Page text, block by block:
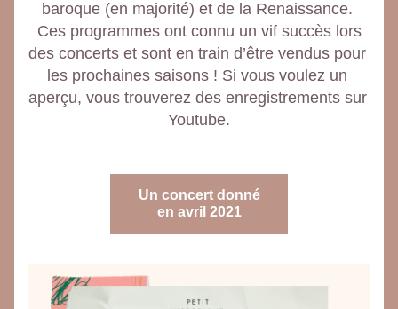
baroque (en majorité) et de la Renaissance.
des concerts et sont en train d’être vendus pour
les prochaines saisons ! Si vous voulez un
aperçu, vous trouverez des enregistrements sur
Youtube.
Un concert donné
en avril 2021